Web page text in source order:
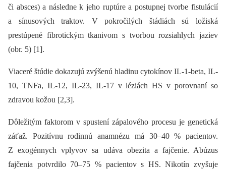
či absces) a následne k jeho ruptúre a postupnej tvorbe fistulácií
a sínusových traktov. V pokročilých štádiách sú ložiská
prestúpené fibrotickým tkanivom s tvorbou rozsiahlych jaziev
(obr. 5) [1].
Viaceré štúdie dokazujú zvýšenú hladinu cytokínov IL-1-beta, IL-
10, TNFa, IL-12, IL-23, IL-17 v léziách HS v porovnaní so
zdravou kožou [2,3].
Dôležitým faktorom v spustení zápalového procesu je genetická
záťaž. Pozitívnu rodinnú anamnézu má 30–40 % pacientov.
Z exogénnych vplyvov sa udáva obezita a fajčenie. Abúzus
fajčenia potvrdilo 70–75 % pacientov s HS. Nikotín zvyšuje